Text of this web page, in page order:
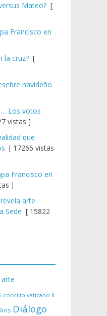
Mateo? [
Francisco en
la cruz? [
navideño
Los votos
vistas ]
que
[ 17265 vistas
Francisco en
]
arte
Sede [ 15822
arte
concilio vaticano II
Diálogo